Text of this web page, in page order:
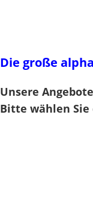
Die große
Unsere
Bitte wählen Sie